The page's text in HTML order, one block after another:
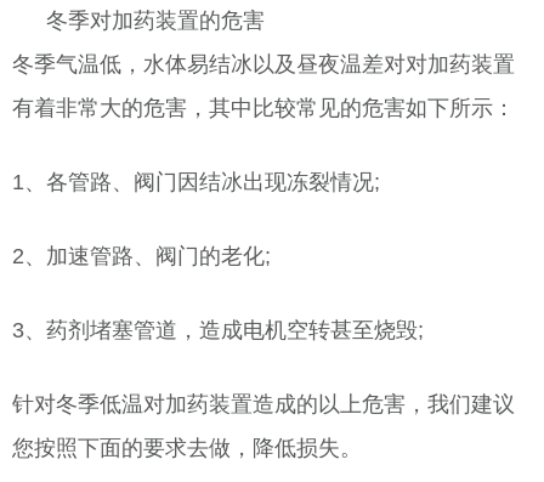
冬季对加药装置的危害
冬季气温低，水体易结冰以及昼夜温差对对加药装置
有着非常大的危害，其中比较常见的危害如下所示：
1、各管路、阀门因结冰出现冻裂情况;
2、加速管路、阀门的老化;
3、药剂堵塞管道，造成电机空转甚至烧毁;
针对冬季低温对加药装置造成的以上危害，我们建议
您按照下面的要求去做，降低损失。